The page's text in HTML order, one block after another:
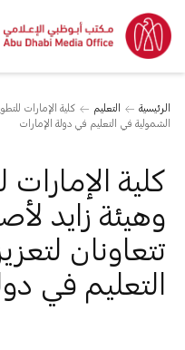
الرئيسية التعليم
كلية الإمارات
الشمولية في التعليم في دولة الإمارات
كلية الإمارات
وهيئة زايد
تتعاونان
التعليم في